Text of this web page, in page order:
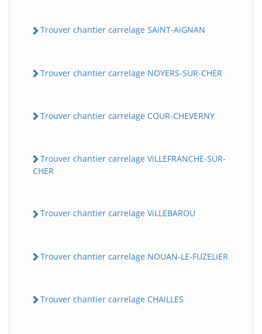
Trouver chantier carrelage SAiNT-AiGNAN
Trouver chantier carrelage NOYERS-SUR-CHER
Trouver chantier carrelage COUR-CHEVERNY
Trouver chantier carrelage ViLLEFRANCHE-SUR-
CHER
Trouver chantier carrelage ViLLEBAROU
Trouver chantier carrelage NOUAN-LE-FUZELiER
Trouver chantier carrelage CHAiLLES